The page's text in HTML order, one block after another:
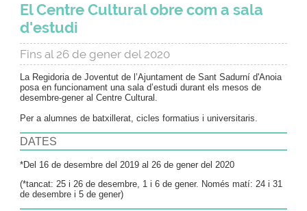
El Centre Cultural obre com a sala
d'estudi
Fins al 26 de gener del 2020
La Regidoria de Joventut de l’Ajuntament de Sant Sadurní d'Anoia
posa en funcionament una sala d’estudi durant els mesos de
desembre-gener al Centre Cultural.
Per a alumnes de batxillerat, cicles formatius i universitaris.
DATES
*Del 16 de desembre del 2019 al 26 de gener del 2020
(*tancat: 25 i 26 de desembre, 1 i 6 de gener. Només matí: 24 i 31
de desembre i 5 de gener)